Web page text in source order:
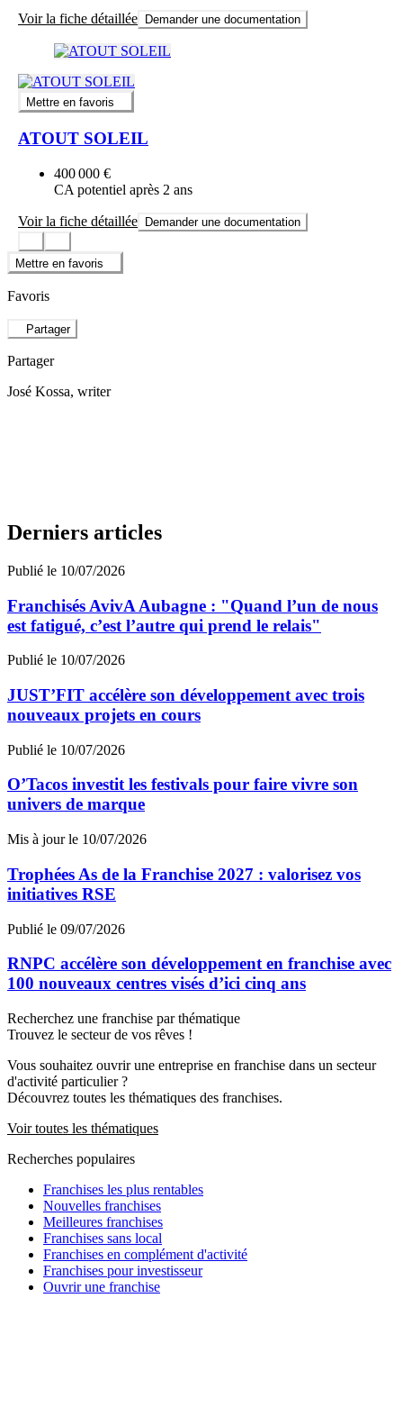
Voir la fiche détaillée Demander une documentation
Mettre en favoris
ATOUT SOLEIL
400 000 €
CA potentiel après 2 ans
Voir la fiche détaillée Demander une documentation
Mettre en favoris
Favoris
Partager
Partager
José Kossa, writer
Derniers articles
Publié le 10/07/2026
Franchisés AvivA Aubagne : "Quand l’un de nous
est fatigué, c’est l’autre qui prend le relais"
Publié le 10/07/2026
JUST’FIT accélère son développement avec trois
nouveaux projets en cours
Publié le 10/07/2026
O’Tacos investit les festivals pour faire vivre son
univers de marque
Mis à jour le 10/07/2026
Trophées As de la Franchise 2027 : valorisez vos
initiatives RSE
Publié le 09/07/2026
RNPC accélère son développement en franchise avec
100 nouveaux centres visés d’ici cinq ans
Recherchez une franchise par thématique
Trouvez le secteur de vos rêves !
Vous souhaitez ouvrir une entreprise en franchise dans un secteur
d'activité particulier ?
Découvrez toutes les thématiques des franchises.
Voir toutes les thématiques
Recherches populaires
Franchises les plus rentables
Nouvelles franchises
Meilleures franchises
Franchises sans local
Franchises en complément d'activité
Franchises pour investisseur
Ouvrir une franchise